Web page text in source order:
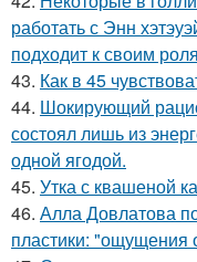
работать с Энн
подходит к своим
43. Как в 45
44. Шокирующий
состоял лишь из
одной ягодой.
45. Утка с квашеной
46. Алла Довлатова
пластики: "ощущения